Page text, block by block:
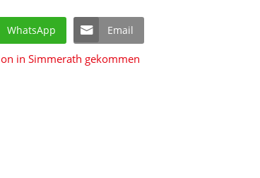
WhatsApp Email
in Simmerath gekommen